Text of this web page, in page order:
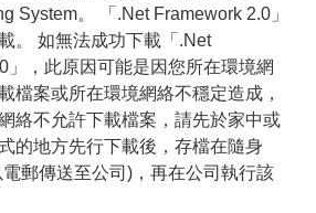
System。 「.Net Framework 2.0」
。 如無法成功下載「.Net
」，此原因可能是因您所在環境網
檔案或所在環境網絡不穩定造成，
絡不允許下載檔案，請先於家中或
的地方先行下載後，存檔在隨身
郵傳送至公司)，再在公司執行該